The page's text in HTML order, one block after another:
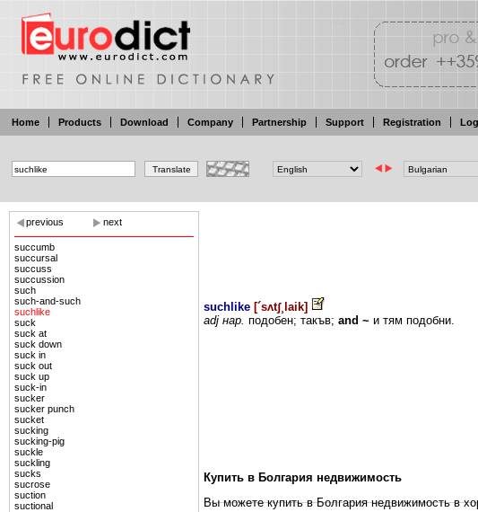
Home Products Download Company Partnership Support Registration
previous next
succumb
succursal
succuss
succussion
such
such-and-such
suchlike
suck
suck at
suck down
suck in
suck out
suck up
suck-in
sucker
sucker punch
sucket
sucking
sucking-pig
suckle
suckling
sucks
sucrose
suction
suctional
suchlike [´sʌtʃ¸laik]
adj нар. подобен; такъв; and ~ и тям подобни.
Купить в Болгария недвижимость
Вы можете купить в Болгария недвижимость в